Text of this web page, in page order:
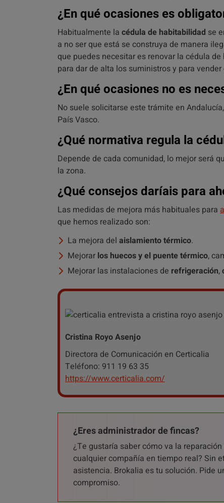
¿En qué ocasiones es
Habitualmente la cédula de habitabilidad se
a no ser que está se construya de manera
que puedes necesitar es renovar la cédula
para dar de alta los suministros y para
¿En qué ocasiones no es
No suele solicitarse este trámite en
País Vasco.
¿Qué normativa regula la
Depende de cada comunidad, lo mejor será
la zona.
¿Qué consejos daríais para
Las medidas de mejora más habituales para
que hemos realizado son:
La mejora del aislamiento térmico.
Mejorar los huecos y el puente térmico,
Mejorar las instalaciones de refrigeración,
Cristina Royo Asenjo
Directora de Comunicación en Certicalia
Teléfono: 911 19 63 35
https://www.certicalia.com/
¿Eres administrador de fincas?
¿Te gustaría saber cómo va la
cualquier compañía en tiempo real? Sin
asistencia. Brokalia es tu solución. Pide
compromiso.